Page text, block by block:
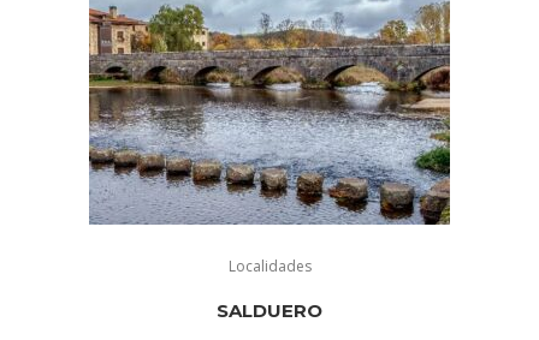
Localidades
SALDUERO